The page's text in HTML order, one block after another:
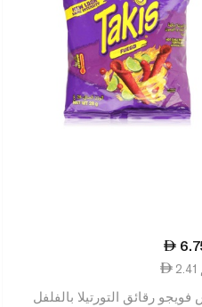
فويجو رقائق التورتيلا بالفلفل